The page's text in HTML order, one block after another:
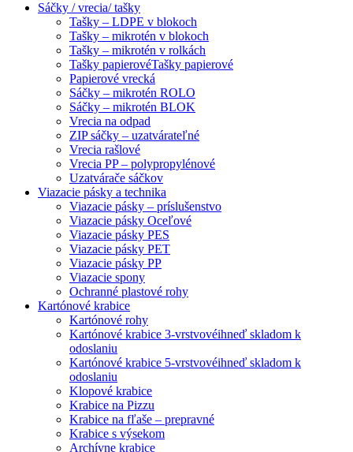
Sáčky / vrecia/ tašky
Tašky – LDPE v blokoch
Tašky – mikrotén v blokoch
Tašky – mikrotén v rolkách
Tašky papierovéTašky papierové
Papierové vrecká
Sáčky – mikrotén ROLO
Sáčky – mikrotén BLOK
Vrecia na odpad
ZIP sáčky – uzatvárateľné
Vrecia rašlové
Vrecia PP – polypropylénové
Uzatvárače sáčkov
Viazacie pásky a technika
Viazacie pásky – príslušenstvo
Viazacie pásky Oceľové
Viazacie pásky PES
Viazacie pásky PET
Viazacie pásky PP
Viazacie spony
Ochranné plastové rohy
Kartónové krabice
Kartónové rohy
Kartónové krabice 3-vrstvovéihneď skladom k
odoslaniu
Kartónové krabice 5-vrstvovéihneď skladom k
odoslaniu
Klopové krabice
Krabice na Pizzu
Krabice na fľaše – prepravné
Krabice s výsekom
Archívne krabice